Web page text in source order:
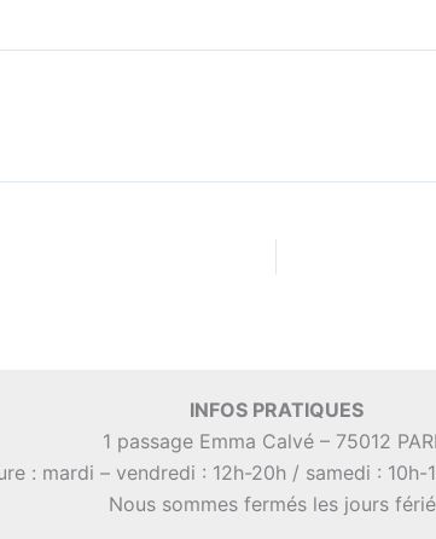
INFOS PRATIQUES
1 passage Emma Calvé – 75012
: mardi – vendredi : 12h-20h / samedi :
Nous sommes fermés les jours